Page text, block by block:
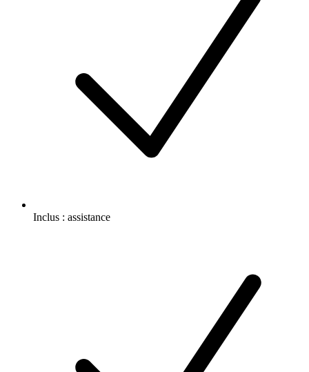
Inclus : assistance